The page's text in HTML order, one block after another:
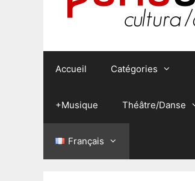
Accueil Catégories
+Musique Théâtre/Danse
Français